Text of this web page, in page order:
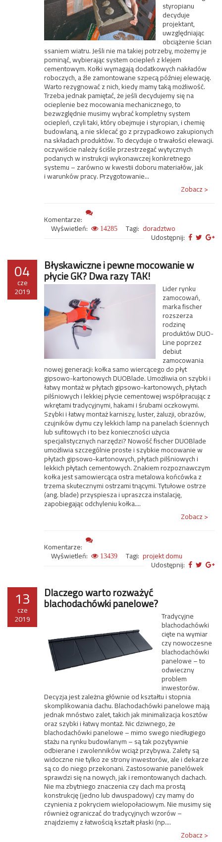
styropianu
decyduje
projektant,
uwzględniając
obciążenie ścian
ssaniem wiatru. Jeśli nie ma takiej potrzeby, możemy je
pominąć, wybierając system ociepleń z klejem
cementowym. Kołki wymagają dodatkowych nakładów
roboczych, a źle zamontowane szpecą później elewację.
Warto rezygnować z nich, kiedy mamy taką możliwość.
Trzeba jednak pamiętać, że jeśli decydujemy się na
ocieplenie bez mocowania mechanicznego, to
bezwzględnie musimy wybrać kompletny system
ociepleń, czyli taki, który obejmuje i styropian, i chemię
budowlaną, a nie sklecać go z przypadkowo zakupionych
na składach produktów. To decyduje o trwałości elewacji.
oczywiście należy ściśle przestrzegać wytycznych
podanych w instrukcji wykonawczej konkretnego
systemu – zarówno w kwestii doboru materiałów, jak
i warunków pracy. Przygotowanie...
Zobacz >
Komentarze:
Wyświetleń: 14285 Tagi: doradztwo
Udostępnij:
04
cze
2019
Błyskawiczne i pewne mocowanie w
płycie GK? Dwa razy TAK!
Lider rynku
zamocowań,
marka fischer
rozszerza
rodzinę
produktów DUO-
Line poprzez
debiut
zamocowania
nowej generacji: kołka samo wiercącego do płyt
gipsowo-kartonowych DUOBlade. Umożliwia on szybki i
łatwy montaż w płytach gipsowo-kartonowych, płytach
pilśniowych i lekkiej płycie cementowej współpracując z
wkrętami tradycyjnymi, hakami i śrubami oczkowymi.
Szybki i łatwy montaż karniszy, luster, żaluzji, obrazów,
czujników dymu czy lekkich lamp na panelach ściennych
lub sufitowych i to bez konieczności użycia
specjalistycznych narzędzi? Nowość fischer DUOBlade
umożliwia szczególnie proste i szybkie mocowanie w
płytach gipsowo-kartonowych, płytach pilśniowych i
lekkich płytach cementowych. Znakiem rozpoznawczym
kołka jest samowiercąca ostra metalowa końcówka z
trzema skutecznymi ostrzami tnącymi. Tytułowe ostrze
(ang. blade) przyspiesza i upraszcza instalację,
zapobiegając odchyleniu kołka....
Zobacz >
Komentarze:
Wyświetleń: 13439 Tagi: projekt domu
Udostępnij:
13
cze
2019
Dlaczego warto rozważyć
blachodachówki panelowe?
Tradycyjne
blachodachówki
cięte na wymiar
czy nowoczesne
blachodachówki
panelowe – to
odwieczny
problem
inwestorów.
Decyzja jest zależna głównie od kształtu i stopnia
skomplikowania dachu. Blachodachówki panelowe mają
jednak mnóstwo zalet, takich jak minimalizacja kosztów
oraz szybki i łatwy montaż. Nic dziwnego, że
blachodachówki panelowe – mimo swego niedługiego
stażu na rynku budowlanym – są tak pozytywnie
odbierane i zwolenników wciąż przybywa. Zalety są
widoczne nie tylko ze strony inwestorów, ale i dekarze
są co do niego przekonani. Zastosowanie panelówek
sprawdzi się na nowych, jak i remontowanych dachach.
Nie ma zbytniego znaczenia czy dach ma prostą
konstrukcję (jedno lub dwuspadowy) czy mamy do
czynienia z pokryciem wielopołaciowym. Nie musimy się
również ograniczać do tradycyjnych wzorów –
znajdziemy z łatwością kształt płaski (np....
Zobacz >